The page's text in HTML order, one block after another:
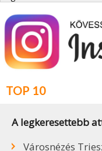
TOP 10
A legkeresettebb
Városnézés